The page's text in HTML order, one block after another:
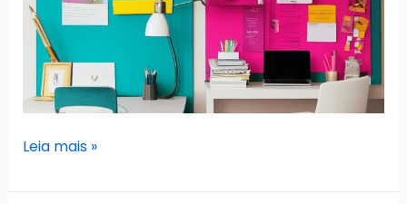
Como
um
Leia mais »